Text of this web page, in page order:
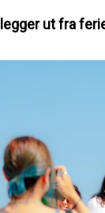
ut fra